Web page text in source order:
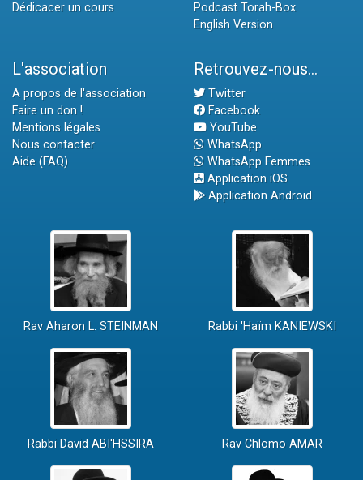
Dédicacer un cours
Podcast Torah-Box
English Version
L'association
A propos de l'association
Faire un don !
Mentions légales
Nous contacter
Aide (FAQ)
Retrouvez-nous...
Twitter
Facebook
YouTube
WhatsApp
WhatsApp Femmes
Application iOS
Application Android
Rav Aharon L. STEINMAN Rabbi 'Haïm KANIEWSKI
Rabbi David ABI'HSSIRA Rav Chlomo AMAR